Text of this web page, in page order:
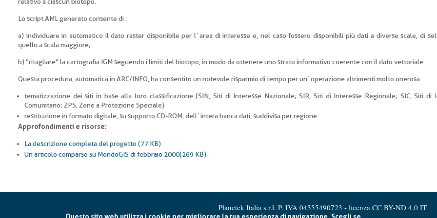
Lo script AML generato consente di :
a) individuare in automatico il dato raster disponibile per l`area di interesse e, nel caso fossero disponibili più dati a diverse scale, di
quello a scala maggiore;
b) "ritagliare" la cartografia IGM seguendo i limiti del biotopo, in modo da ottenere uno strato informativo coerente con il dato vettoriale.
Questa procedura, automatica in ARC/INFO, ha consentito un notevole risparmio di tempo per un`operazione altrimenti molto onerosa.
tematizzazione dei siti in base alla loro classificazione (SIN, Siti di Interesse Nazionale; SIR, Siti di Interesse Regionale; SIC, Siti di
Comunitario; ZPS, Zone a Protezione Speciale)
restituzione in formato digitale, su supporto CD-ROM, dell`intera banca dati, suddivisa per regione.
Approfondimenti e risorse:
La descrizione completa del progetto (77 KB)
Un articolo comparso su MondoGIS di febbraio 2000(269 KB)
Planetek Italia s.r.l. P. IVA 04555490723 - licenza CC BY-ND 4.0 IT